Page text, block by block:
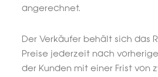
angerechnet.
Der Verkäufer behält sich das
Preise jederzeit nach
der Kunden mit einer Frist von